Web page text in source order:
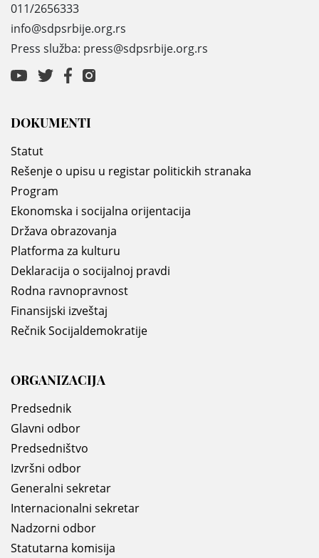
011/2656333
info@sdpsrbije.org.rs
Press služba: press@sdpsrbije.org.rs
DOKUMENTI
Statut
Rešenje o upisu u registar politickih stranaka
Program
Ekonomska i socijalna orijentacija
Država obrazovanja
Platforma za kulturu
Deklaracija o socijalnoj pravdi
Rodna ravnopravnost
Finansijski izveštaj
Rečnik Socijaldemokratije
ORGANIZACIJA
Predsednik
Glavni odbor
Predsedništvo
Izvršni odbor
Generalni sekretar
Internacionalni sekretar
Nadzorni odbor
Statutarna komisija